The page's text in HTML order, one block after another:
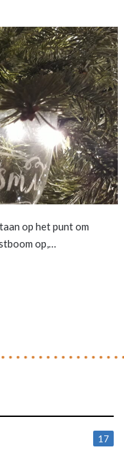
op het punt om
op,…
17